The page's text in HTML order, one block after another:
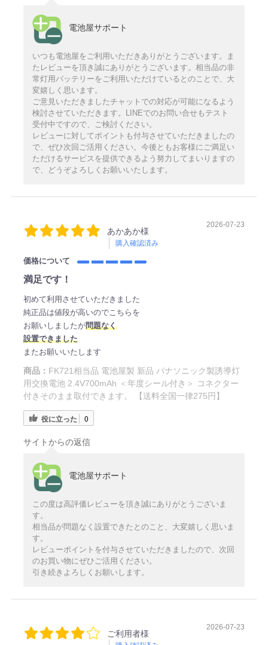
電池屋サポート
いつも電池屋をご利用いただきありがとうございます。ま
たレビューを頂き誠にありがとうございます。相当品の非
常灯用バッテリーをご利用いただけているとのことで、大
変嬉しく思います。
ご意見いただきましたチャットでの対応が可能になるよう
検討させていただきます。LINEでのお問い合せもテスト
受付中ですので、ご検討ください。
レビューに対してポイントも付与させていただきましたの
で、ぜひ次回ご活用ください。今後ともお客様にご満足い
ただけるサービスを提供できるよう努力してまいりますの
で、どうぞよろしくお願いいたします。
あかあか様
購入確認済み
2026-07-23
価格について
満足です！
初めて利用させていただきました
純正品は値段が高いのでこちらを
お願いしましたが問題なく
設置できました
またお願いいたします
商品： FK721相当品 電池屋製 新品 パナソニック製誘導灯
用交換電池 2.4V700mAh ＜年度シール付き＞ コネクター
付きそのまま取付できます。 【送料全国一律275円】
役に立った 0
サイトからの返信
電池屋サポート
この度は高評価レビューを頂き誠にありがとうございま
す。
相当品が問題なく設置できたとのこと、大変嬉しく思いま
す。
レビューポイントを付与させていただきましたので、次回
のお買い物にぜひご活用ください。
引き続きよろしくお願いします。
ご利用者様
2026-07-23